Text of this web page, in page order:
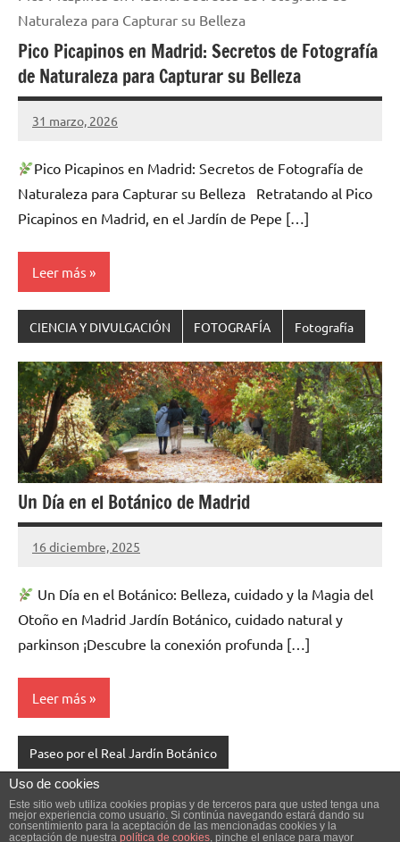
Naturaleza para Capturar su Belleza
Pico Picapinos en Madrid: Secretos de Fotografía
de Naturaleza para Capturar su Belleza
31 marzo, 2026
Cuidasdeti
1
Pico Picapinos en Madrid: Secretos de Fotografía de
Naturaleza para Capturar su Belleza Retratando al Pico
Picapinos en Madrid, en el Jardín de Pepe […]
Leer más
CIENCIA Y DIVULGACIÓN FOTOGRAFÍA Fotografía
Un Día en el Botánico de Madrid
16 diciembre, 2025
Cuidasdeti
5
Un Día en el Botánico: Belleza, cuidado y la Magia del
Otoño en Madrid Jardín Botánico, cuidado natural y
parkinson ¡Descubre la conexión profunda […]
Leer más
Paseo por el Real Jardín Botánico
Navegación
de
1 2 3 … 47
Siguientes
entradas
»
Uso de cookies
Este sitio web utiliza cookies propias y de terceros para que usted tenga una
mejor experiencia como usuario. Si continúa navegando estará dando su
consentimiento para la aceptación de las mencionadas cookies y la
aceptación de nuestra política de cookies, pinche el enlace para mayor